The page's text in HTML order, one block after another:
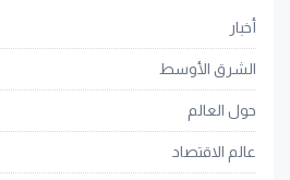
أخبار
الشرق الأوسط
حول العالم
عالم الاقتصاد